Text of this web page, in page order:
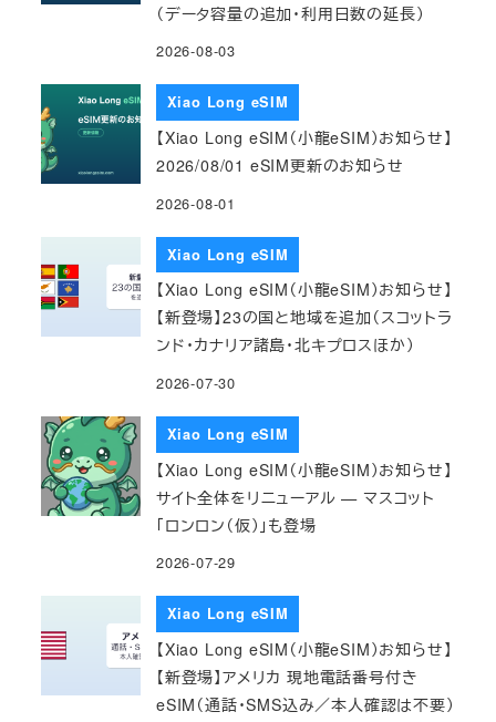
（データ容量の追加・利用日数の延長）
2026-08-03
Xiao Long eSIM
【Xiao Long eSIM（小龍eSIM）お知らせ】
2026/08/01 eSIM更新のお知らせ
2026-08-01
Xiao Long eSIM
【Xiao Long eSIM（小龍eSIM）お知らせ】
【新登場】23の国と地域を追加（スコットラ
ンド・カナリア諸島・北キプロスほか）
2026-07-30
Xiao Long eSIM
【Xiao Long eSIM（小龍eSIM）お知らせ】
サイト全体をリニューアル — マスコット
「ロンロン（仮）」も登場
2026-07-29
Xiao Long eSIM
【Xiao Long eSIM（小龍eSIM）お知らせ】
【新登場】アメリカ 現地電話番号付き
eSIM（通話・SMS込み／本人確認は不要）